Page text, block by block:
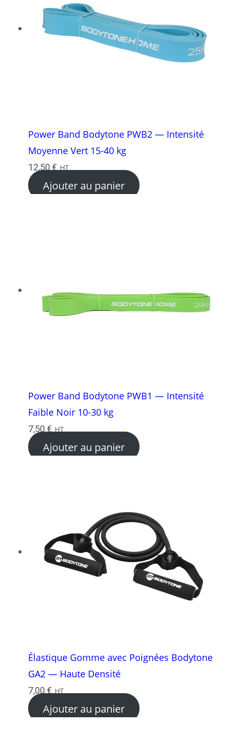
Power Band Bodytone PWB2 — Intensité
Moyenne Vert 15-40 kg
12,50€ HT
Ajouter au panier
Power Band Bodytone PWB1 — Intensité
Faible Noir 10-30 kg
7,50€ HT
Ajouter au panier
Élastique Gomme avec Poignées Bodytone
GA2 — Haute Densité
7,00€ HT
Ajouter au panier